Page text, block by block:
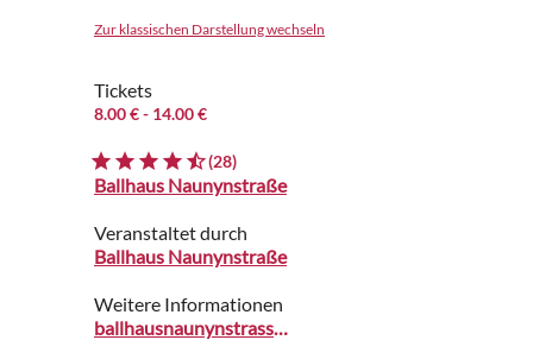
Zur klassischen Darstellung wechseln
Tickets
8.00 €- 14.00 €
(28)
Ballhaus Naunynstraße
Veranstaltet durch
Ballhaus Naunynstraße
Weitere Informationen
ballhausnaunynstrasse.de